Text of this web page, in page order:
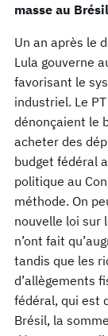
masse au
Un an après le
Lula gouverne
favorisant le
industriel. Le
dénonçaient le
acheter des
budget fédéral
politique au
méthode. On
nouvelle loi sur
n’ont fait
tandis que les
d’allègements
fédéral, qui est
Brésil, la